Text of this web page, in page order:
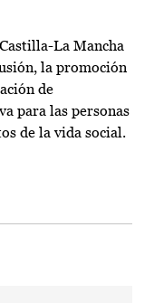
La Mancha
la promoción
de
para las personas
de la vida social.